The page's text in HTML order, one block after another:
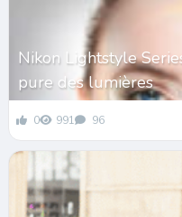
Nikon Lightstyle
pure des lumières
0 991 96